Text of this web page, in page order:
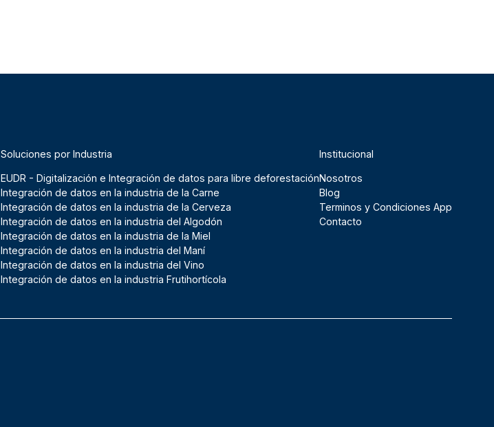
Soluciones por Industria
EUDR - Digitalización e Integración de datos para libre deforestación
Integración de datos en la industria de la Carne
Integración de datos en la industria de la Cerveza
Integración de datos en la industria del Algodón
Integración de datos en la industria de la Miel
Integración de datos en la industria del Maní
Integración de datos en la industria del Vino
Integración de datos en la industria Frutihortícola
Institucional
Nosotros
Blog
Terminos y Condiciones App
Contacto